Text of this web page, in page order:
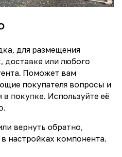
для размещения
доставке или любого
Поможет вам
покупателя вопросы и
в покупке. Используйте её
вернуть обратно,
настройках компонента.